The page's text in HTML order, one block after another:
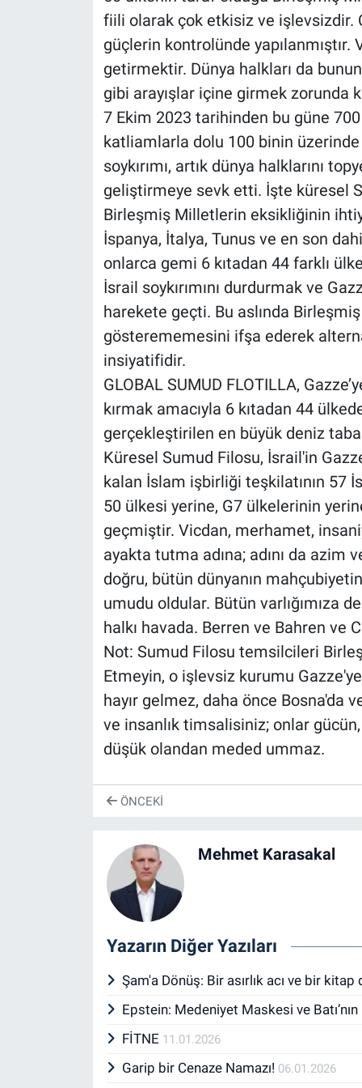
fiili olarak çok etkisiz ve işlevsizdir.
güçlerin kontrolünde
getirmektir. Dünya halkları da
gibi arayışlar içine girmek zorunda
7 Ekim 2023 tarihinden bu güne
katliamlarla dolu 100 binin
soykırımı, artık dünya halklarını
geliştirmeye sevk etti. İşte küresel
Birleşmiş Milletlerin eksikliğinin
İspanya, İtalya, Tunus ve en son
onlarca gemi 6 kıtadan 44 farklı
İsrail soykırımını durdurmak ve
harekete geçti. Bu aslında
gösterememesini ifşa ederek
insiyatifidir.
GLOBAL SUMUD FLOTILLA,
kırmak amacıyla 6 kıtadan 44
gerçekleştirilen en büyük deniz
Küresel Sumud Filosu, İsrail'in
kalan İslam işbirliği teşkilatının 57
50 ülkesi yerine, G7 ülkelerinin
geçmiştir. Vicdan, merhamet,
ayakta tutma adına; adını da azim
doğru, bütün dünyanın
umudu oldular. Bütün varlığımıza
halkı havada. Berren ve Bahren ve
Not: Sumud Filosu temsilcileri
Etmeyin, o işlevsiz kurumu
hayır gelmez, daha önce Bosna'da
ve insanlık timsalisiniz; onlar
düşük olandan meded ummaz.
ÖNCEKI
Mehmet Karasakal
Yazarın Diğer Yazıları
Şam'a Dönüş: Bir asırlık acı ve bir
Epstein: Medeniyet Maskesi ve
FİTNE 11.01.2026
Garip bir Cenaze Namazı! 06.01.2026